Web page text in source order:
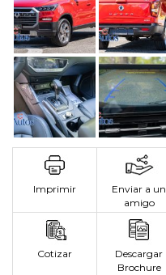
Imprimir
Enviar a un
amigo
Cotizar
Descargar
Brochure